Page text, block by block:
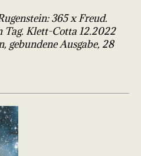
365 x Freud.
Tag. Klett-Cotta 12.2022
gebundene Ausgabe, 28